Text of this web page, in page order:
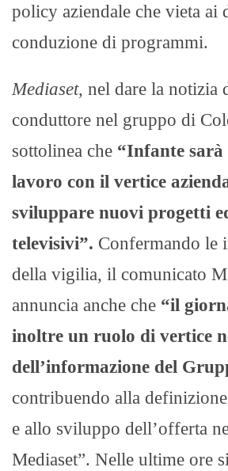
policy aziendale che vieta ai
conduzione di programmi.
Mediaset, nel dare la notizia
conduttore nel gruppo di
sottolinea che “Infante
lavoro con il vertice
sviluppare nuovi progetti
televisivi”. Confermando le
della vigilia, il comunicato
annuncia anche che “il
inoltre un ruolo di vertice
dell’informazione del
contribuendo alla
e allo sviluppo dell’offerta
Mediaset”. Nelle ultime ore